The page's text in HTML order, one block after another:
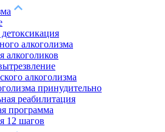
алкоголизма
алкоголиков
алкоголизма
принудительно
реабилитация
программа
12 шагов